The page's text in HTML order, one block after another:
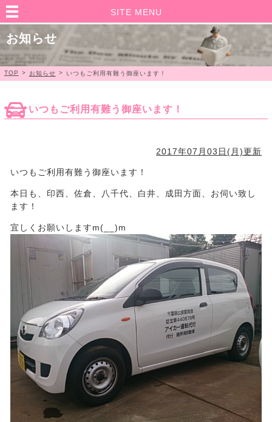
お知らせ
TOP > お知らせ > いつもご利用有難う御座います！
SITE MENU
いつもご利用有難う御座います！
2017年07月03日(月)更新
いつもご利用有難う御座います！
本日も、印西、佐倉、八千代、白井、成田方面、お伺い致し
ます！
宜しくお願いしますm(__)m​